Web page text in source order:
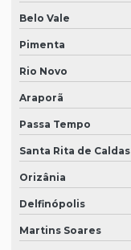
Belo Vale
Pimenta
Rio Novo
Araporã
Passa Tempo
Santa Rita de Caldas
Orizânia
Delfinópolis
Martins Soares